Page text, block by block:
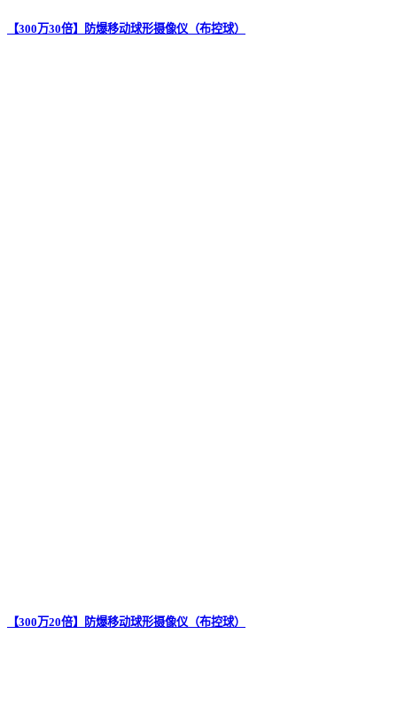
【300万30倍】防爆移动球形摄像仪（布控球）
【300万20倍】防爆移动球形摄像仪（布控球）